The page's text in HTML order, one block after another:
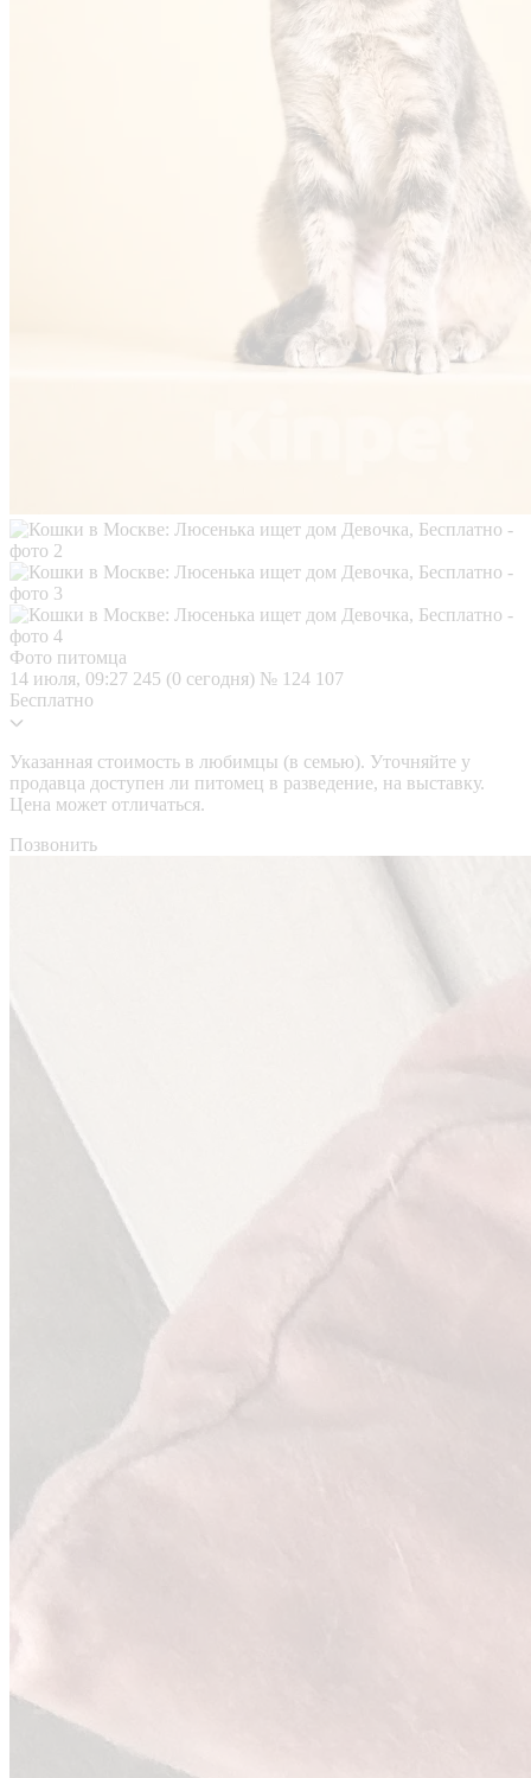
Фото питомца
14 июля, 09:27 245 (0 сегодня) № 124 107
Бесплатно
Указанная стоимость в любимцы (в семью). Уточняйте у
продавца доступен ли питомец в разведение, на выставку.
Цена может отличаться.
Позвонить